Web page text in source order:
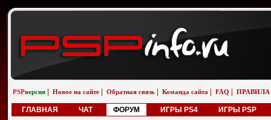
PSPверсия Новое на сайте Обратная связь Команда сайта FAQ ПРАВИЛА
ГЛАВНАЯ ЧАТ ФОРУМ ИГРЫ PS4 ИГРЫ PSP